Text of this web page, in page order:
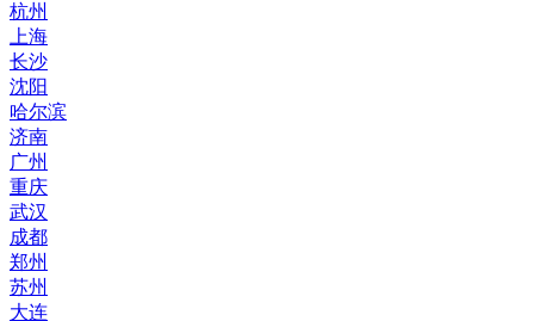
杭州
上海
长沙
沈阳
哈尔滨
济南
广州
重庆
武汉
成都
郑州
苏州
大连